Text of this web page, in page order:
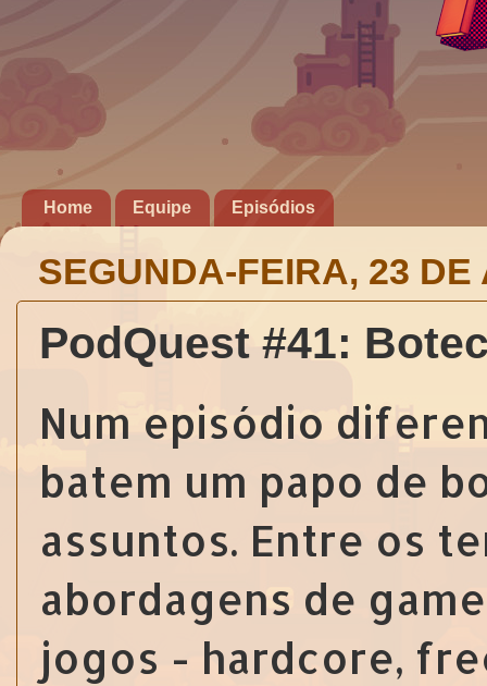
Home Equipe Episódios
SEGUNDA-FEIRA, 23 DE
PodQuest #41:
Num episódio
batem um papo de
assuntos. Entre os
abordagens de
jogos - hardcore,